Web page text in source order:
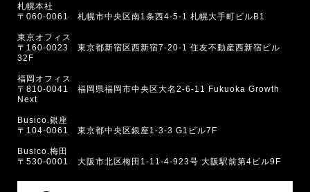
札幌本社
〒060-0061 札幌市中央区南1条西4-5-1 札幌大手町ビルB1
東京オフィス
〒160-0023 東京都新宿区西新宿7-20-1 住友不動産西新宿ビル
32F
福岡オフィス
〒810-0041 福岡県福岡市中央区大名2-6-11 Fukuoka Growth
Next
Busico.銀座
〒104-0061 東京都中央区銀座1-3-3 G1ビル7F
Busico.梅田
〒530-0001 大阪市北区梅田1-11-4-923号 大阪駅前第4ビル9F